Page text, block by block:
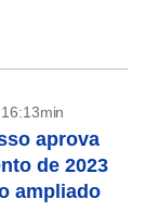
aprova
de 2023
ampliado